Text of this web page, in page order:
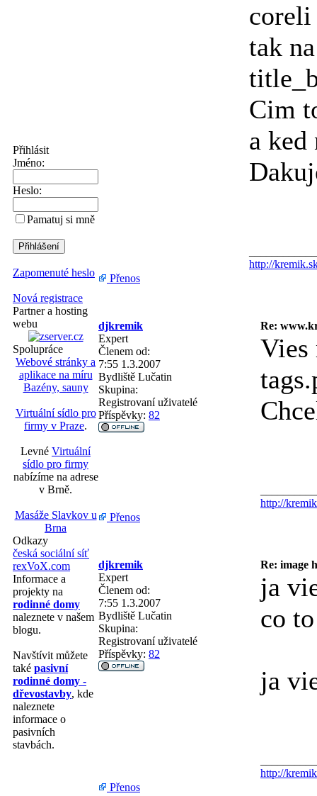
Přihlásit
Jméno:
Heslo:
Pamatuj si mně
Zapomenuté heslo
Nová registrace
Partner a hosting
webu
Spolupráce
Webové stránky a
aplikace na míru
Bazény, sauny
Virtuální sídlo pro
firmy v Praze.
Levné Virtuální
sídlo pro firmy
nabízíme na adrese
v Brně.
Masáže Slavkov u
Brna
Odkazy
česká sociální síť
rexVoX.com
Informace a
projekty na
rodinné domy
naleznete v našem
blogu.
Navštívit můžete
také pasivní
rodinné domy -
dřevostavby, kde
naleznete
informace o
pasivních
stavbách.
coreli
tak
Cim
a ked
http://
Přenos
djkremik
Re:
Expert
Členem od:
7:55 1.3.2007
Bydliště Lučatin
Skupina:
Registrovaní uživatelé
Příspěvky: 82
Vies
http://
Přenos
djkremik
Re: image
Expert
Členem od:
7:55 1.3.2007
Bydliště Lučatin
Skupina:
Registrovaní uživatelé
Příspěvky: 82
ja
co
ja
http://
Přenos